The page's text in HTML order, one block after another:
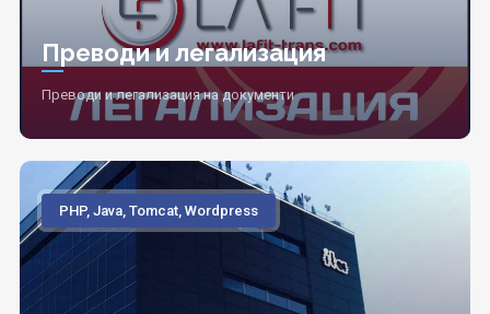
Преводи и легализация
Преводи и легализация на документи
PHP, Java, Tomcat, Wordpress